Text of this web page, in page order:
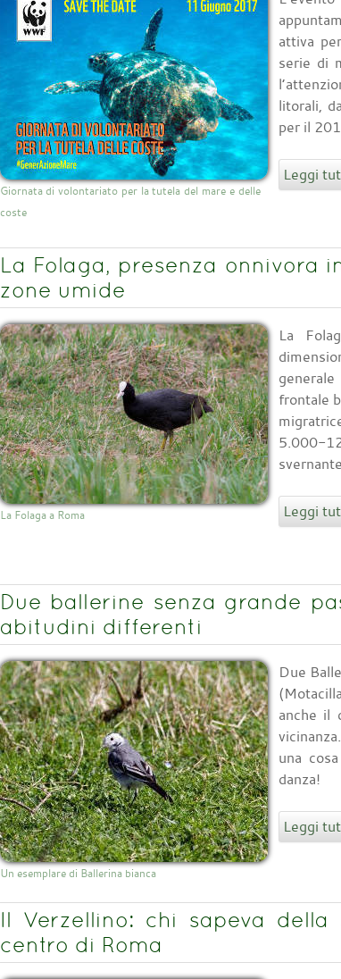
Giornata di volontariato per la tutela del mare e delle
coste
attiva
serie di
litorali,
per il
Leggi
La Folaga, presenza onnivora
zone umide
La Folaga a Roma
La
frontale
5.000-
Leggi
Due ballerine senza grande
abitudini differenti
Un esemplare di Ballerina bianca
Due
anche il
una
danza!
Leggi
Il Verzellino: chi sapeva della
centro di Roma